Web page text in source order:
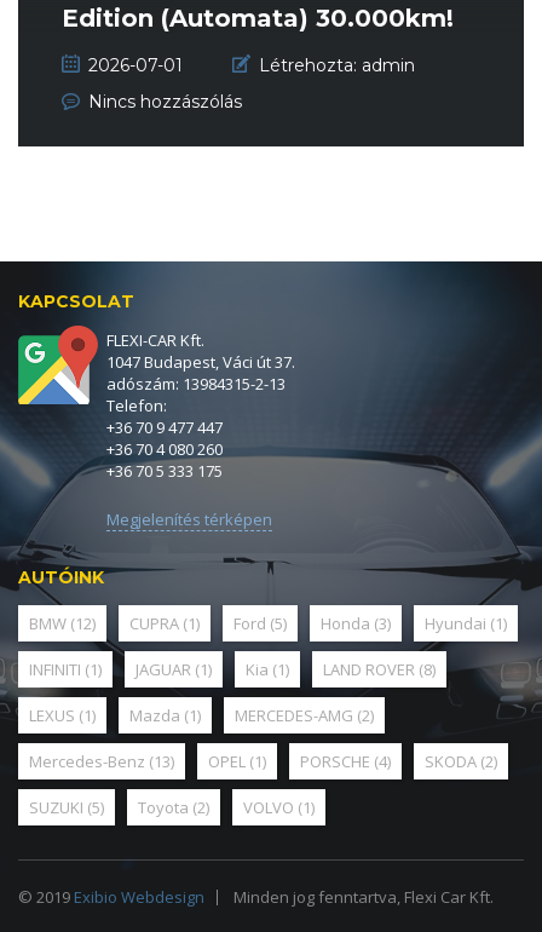
Edition (Automata) 30.000km!
Magy...
2026-07-01 Létrehozta: admin
Nincs hozzászólás
KAPCSOLAT
FLEXI-CAR Kft.
1047 Budapest, Váci út 37.
adószám: 13984315-2-13
Telefon:
+36 70 9 477 447
+36 70 4 080 260
+36 70 5 333 175
Megjelenítés térképen
AUTÓINK
BMW (12) CUPRA (1) Ford (5) Honda (3) Hyundai (1)
INFINITI (1) JAGUAR (1) Kia (1) LAND ROVER (8)
LEXUS (1) Mazda (1) MERCEDES-AMG (2)
Mercedes-Benz (13) OPEL (1) PORSCHE (4) SKODA (2)
SUZUKI (5) Toyota (2) VOLVO (1)
© 2019 Exibio Webdesign Minden jog fenntartva, Flexi Car Kft.